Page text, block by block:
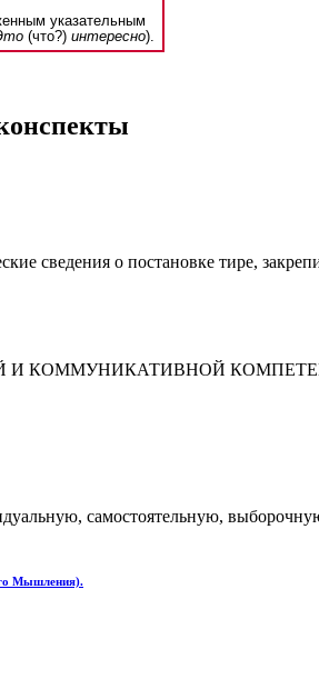
указательным
(что?) интересно).
сведения о по­становке тире,
И КОММУНИКАТИВНОЙ
самостоятельную,
Мышления).